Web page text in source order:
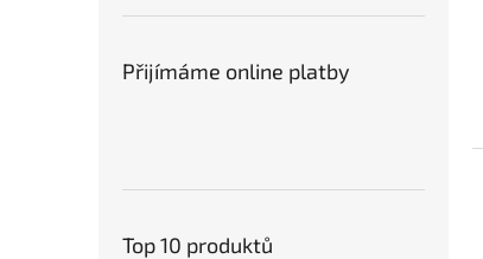
Přijímáme online platby
Top 10 produktů